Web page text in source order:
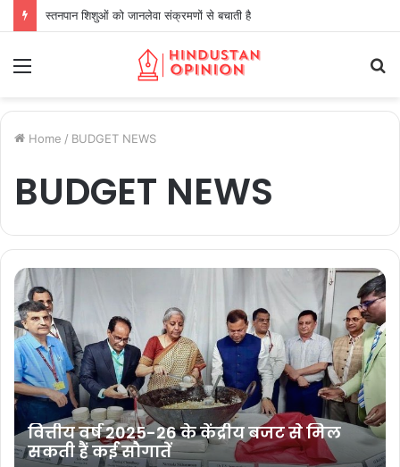
स्तनपान शिशुओं को जानलेवा संक्रमणों से बचाती है
Home / BUDGET NEWS
BUDGET NEWS
वित्तीय वर्ष 2025-26 के केंद्रीय बजट से मिल
सकती हैं कई सौगातें